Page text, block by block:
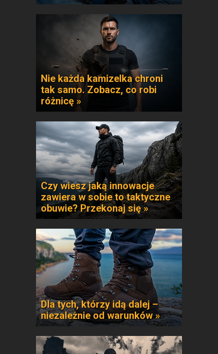
Nie każda kamizelka chroni
tak samo. Zobacz, co robi
różnicę »
Czy wiesz jaką innowacje
zawiera w sobie to taktyczne
obuwie? Przekonaj się »
Dla tych, którzy idą dalej –
niezależnie od warunków »